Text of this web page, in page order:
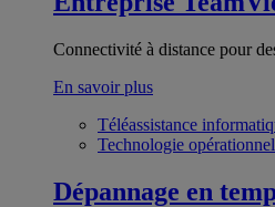
Connectivité à distance pour
En savoir plus
Téléassistance
Technologie
Dépannage en